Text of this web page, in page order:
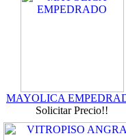
MAYOLICA
Solicitar Precio!!